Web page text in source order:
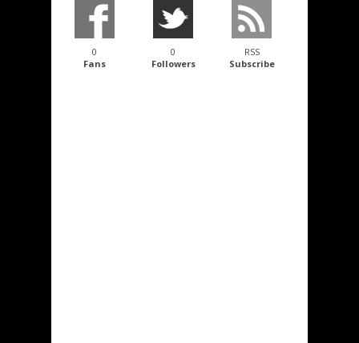
0
Fans
0
Followers
RSS
Subscribe